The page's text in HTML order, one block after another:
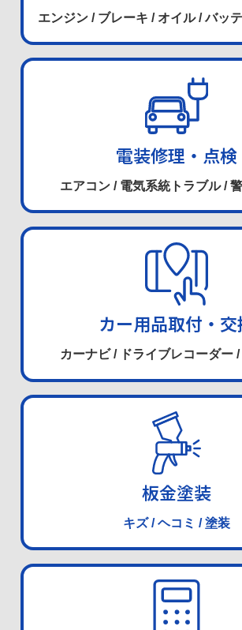
エンジン / ブレーキ / オイル / バッ
電装修理・点検
エアコン / 電気系統トラブル /
カー用品取付・交
カーナビ / ドライブレコーダー
板金塗装
キズ / ヘコミ / 塗装